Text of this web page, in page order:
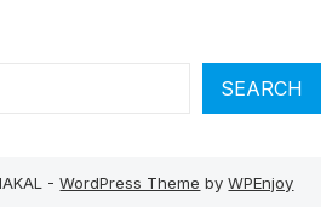
SEARCH
-WordPress Theme byWPEnjoy